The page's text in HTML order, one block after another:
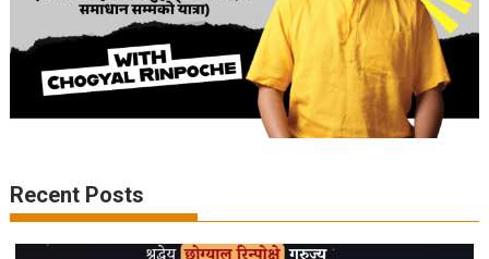
Recent Posts